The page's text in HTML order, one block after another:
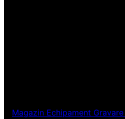
Magazin Echipament